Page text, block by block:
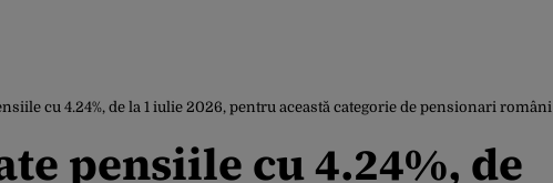
cu 4.24%, de la 1 iulie 2026, pentru această categorie de pensionari români
pensiile cu 4.24%, de